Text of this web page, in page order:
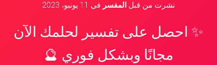
نشرت من قبل المفسر في 11 يونيو، 2023
✨ احصل على تفسير لحلمك الآن
مجانًا وبشكل فوري 🔮